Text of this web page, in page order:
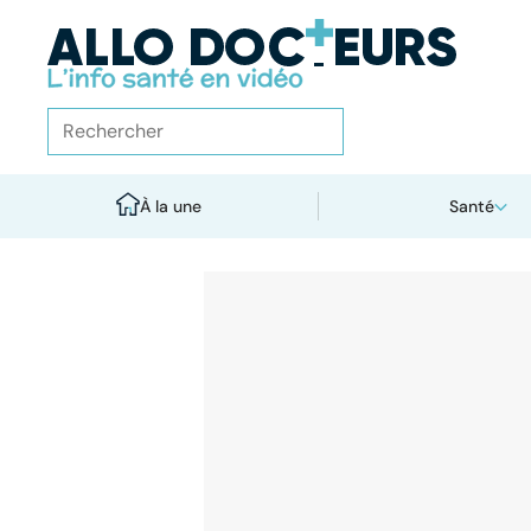
À la une Santé